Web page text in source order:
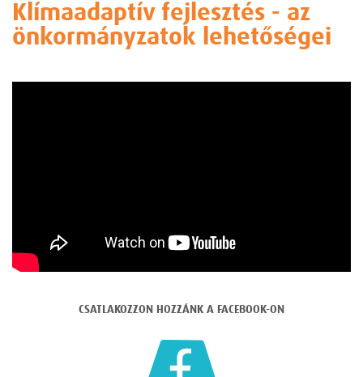
Klímaadaptív fejlesztés - az
önkormányzatok lehetőségei
CSATLAKOZZON HOZZÁNK A FACEBOOK-ON